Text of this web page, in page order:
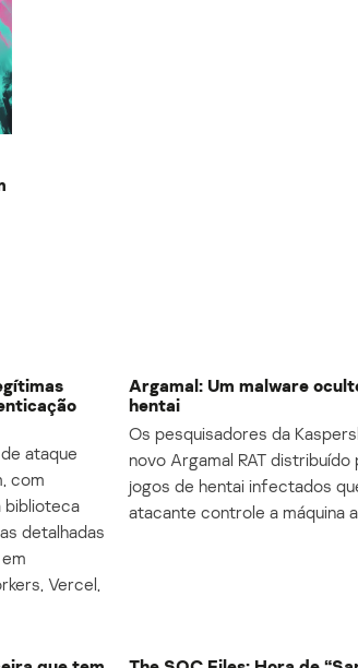
ataque
com
biblioteca
detalhadas
Vercel,
Argamal: Um malware
hentai
Os pesquisadores da
novo Argamal RAT distribuído
jogos de hentai infectados
atacante controle a máquina